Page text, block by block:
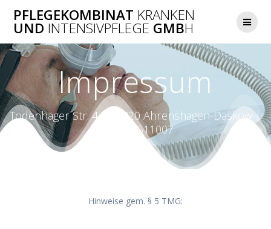
Inhalt
springen
PFLEGEKOMBINAT KRANKEN
UND INTENSIVPFLEGE GMBH
Impressum
Todenhäger Str. 4 | 18320 Ahrenshagen-Daskow |
038225-511007
Hinweise gem. § 5 TMG: